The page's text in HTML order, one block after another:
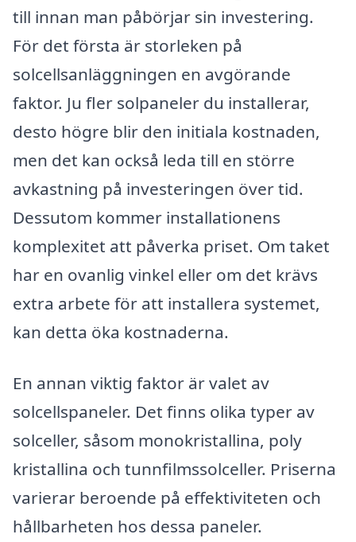
till innan man påbörjar sin investering.
För det första är storleken på
solcellsanläggningen en avgörande
faktor. Ju fler solpaneler du installerar,
desto högre blir den initiala kostnaden,
men det kan också leda till en större
avkastning på investeringen över tid.
Dessutom kommer installationens
komplexitet att påverka priset. Om taket
har en ovanlig vinkel eller om det krävs
extra arbete för att installera systemet,
kan detta öka kostnaderna.
En annan viktig faktor är valet av
solcellspaneler. Det finns olika typer av
solceller, såsom monokristallina, poly
kristallina och tunnfilmssolceller. Priserna
varierar beroende på effektiviteten och
hållbarheten hos dessa paneler.